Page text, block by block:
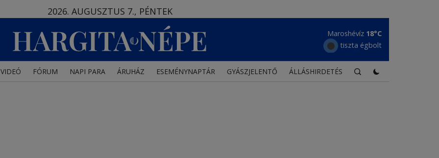
2026. AUGUSZTUS 7., PÉNTEK
Borszék 15°C
tiszta égbolt
VIDEÓ FÓRUM NAPI PARA ÁRUHÁZ ESEMÉNYNAPTÁR GYÁSZJELENTŐ ÁLLÁSHIRDETÉS